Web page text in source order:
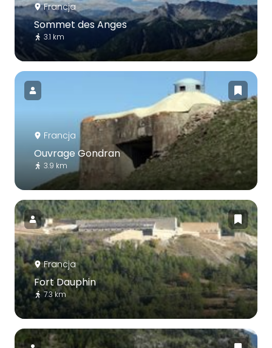
Francja
Sommet des Anges
3.1 km
Francja
Ouvrage Gondran
3.9 km
Francja
Fort Dauphin
7.3 km